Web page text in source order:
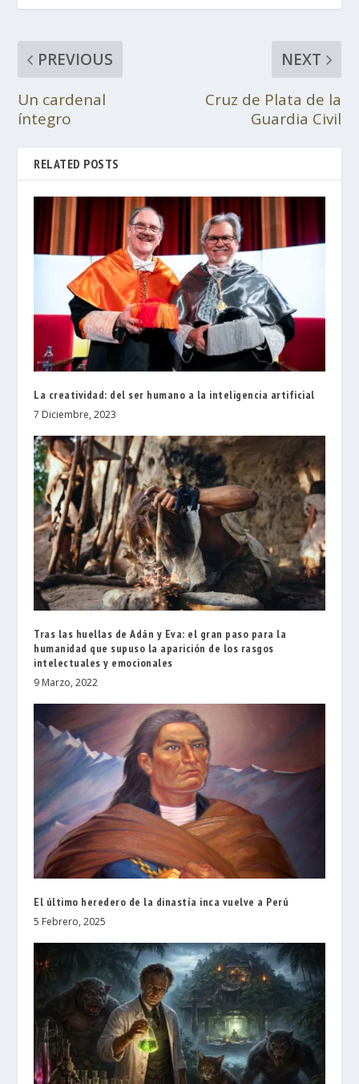
PREVIOUS
Un cardenal
íntegro
NEXT
Cruz de Plata de la
Guardia Civil
RELATED POSTS
La creatividad: del ser humano a la inteligencia artificial
7 Diciembre, 2023
Tras las huellas de Adán y Eva: el gran paso para la
humanidad que supuso la aparición de los rasgos
intelectuales y emocionales
9 Marzo, 2022
El último heredero de la dinastía inca vuelve a Perú
5 Febrero, 2025